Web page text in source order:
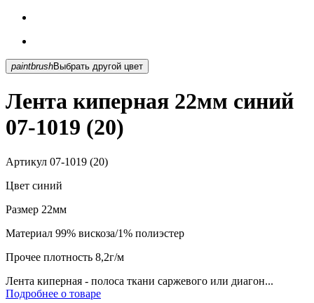
paintbrush Выбрать другой цвет
Лента киперная 22мм синий
07-1019 (20)
Артикул 07-1019 (20)
Цвет синий
Размер 22мм
Материал 99% вискоза/1% полиэстер
Прочее плотность 8,2г/м
Лента киперная - полоса ткани саржевого или диагон...
Подробнее о товаре